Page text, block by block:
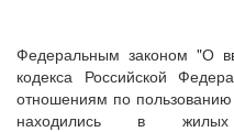
Федеральным законом "О
кодекса Российской
отношениям по
находились в жилых